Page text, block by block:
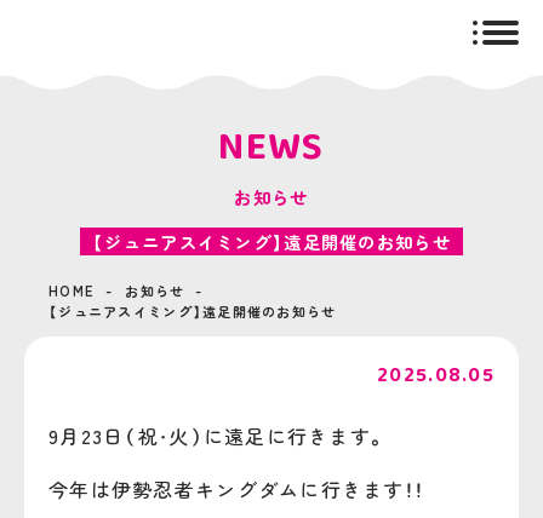
NEWS
お知らせ
【ジュニアスイミング】遠足開催のお知らせ
HOME
お知らせ
【ジュニアスイミング】遠足開催のお知らせ
2025.08.05
9月23日（祝・火）に遠足に行きます。
今年は伊勢忍者キングダムに行きます！！